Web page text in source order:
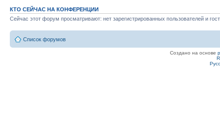
КТО СЕЙЧАС НА КОНФЕРЕНЦИИ
Сейчас этот форум просматривают: нет зарегистрированных пользователей и
Список форумов
Создано на основе